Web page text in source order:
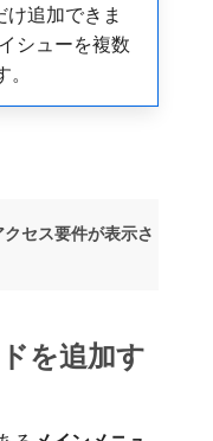
け追加できま
シューを複数
セス要件が表示さ
を追加す